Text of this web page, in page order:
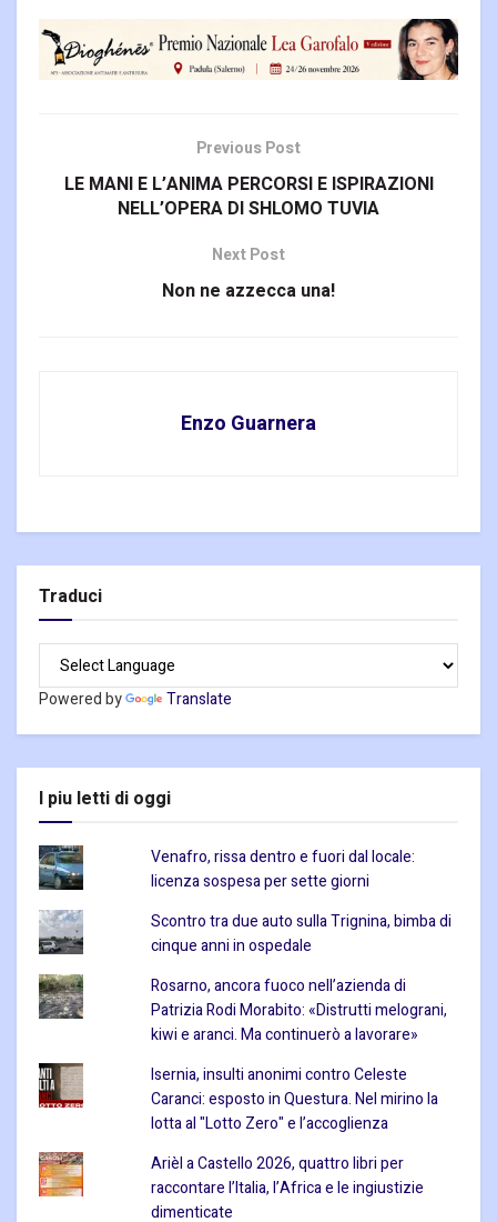
Previous Post
LE MANI E L’ANIMA PERCORSI E ISPIRAZIONI
NELL’OPERA DI SHLOMO TUVIA
Next Post
Non ne azzecca una!
Enzo Guarnera
Traduci
Powered by Translate
I piu letti di oggi
Venafro, rissa dentro e fuori dal locale:
licenza sospesa per sette giorni
Scontro tra due auto sulla Trignina, bimba di
cinque anni in ospedale
Rosarno, ancora fuoco nell’azienda di
Patrizia Rodi Morabito: «Distrutti melograni,
kiwi e aranci. Ma continuerò a lavorare»
Isernia, insulti anonimi contro Celeste
Caranci: esposto in Questura. Nel mirino la
lotta al "Lotto Zero" e l’accoglienza
Arièl a Castello 2026, quattro libri per
raccontare l’Italia, l’Africa e le ingiustizie
dimenticate